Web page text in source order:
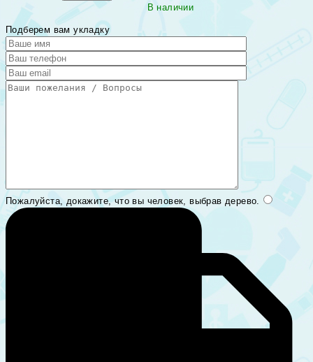
В наличии
Подберем вам укладку
Пожалуйста, докажите, что вы человек, выбрав дерево.